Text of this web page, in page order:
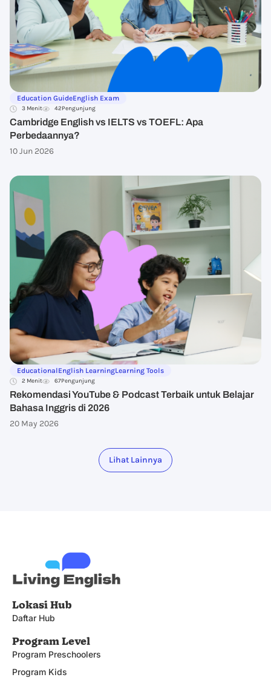
Education GuideEnglish Exam
3 Menit 42Pengunjung
Cambridge English vs IELTS vs TOEFL: Apa
Perbedaannya?
10 Jun 2026
EducationalEnglish LearningLearning Tools
2 Menit 67Pengunjung
Rekomendasi YouTube & Podcast Terbaik untuk Belajar
Bahasa Inggris di 2026
20 May 2026
Lihat Lainnya
Lokasi Hub
Daftar Hub
Program Level
Program Preschoolers
Program Kids